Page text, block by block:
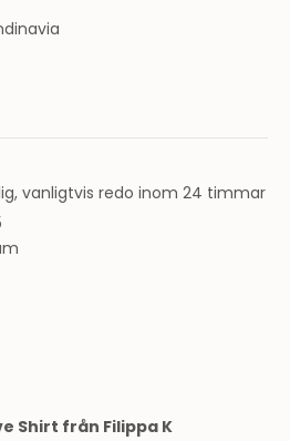
vanligtvis redo inom 24 timmar
Shirt från Filippa K